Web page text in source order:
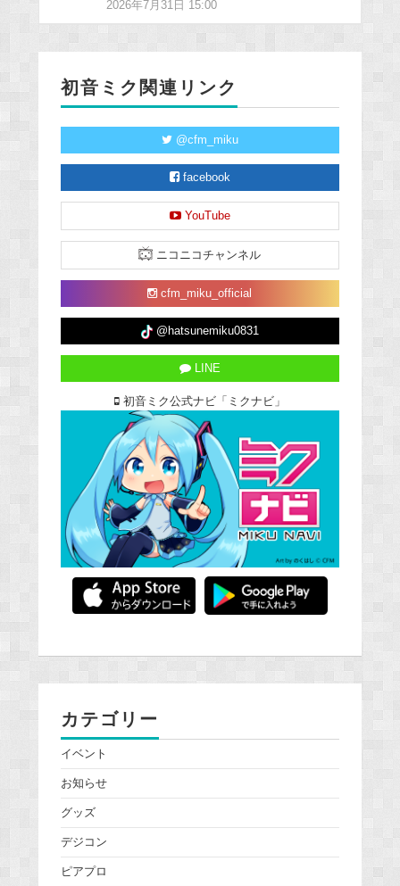
2026年7月31日 15:00
初音ミク関連リンク
@cfm_miku
facebook
YouTube
ニコニコチャンネル
cfm_miku_official
@hatsunemiku0831
LINE
初音ミク公式ナビ「ミクナビ」
カテゴリー
イベント
お知らせ
グッズ
デジコン
ピアプロ